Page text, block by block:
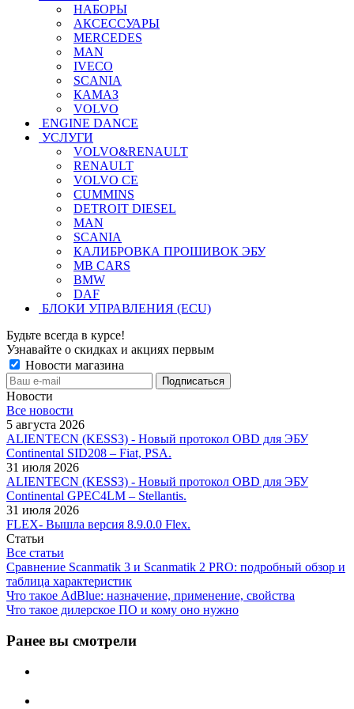
НАБОРЫ
АКСЕССУАРЫ
MERCEDES
MAN
IVECO
SCANIA
КАМАЗ
VOLVO
ENGINE DANCE
УСЛУГИ
VOLVO&RENAULT
RENAULT
VOLVO CE
CUMMINS
DETROIT DIESEL
MAN
SCANIA
КАЛИБРОВКА ПРОШИВОК ЭБУ
MB CARS
BMW
DAF
БЛОКИ УПРАВЛЕНИЯ (ECU)
Будьте всегда в курсе!
Узнавайте о скидках и акциях первым
Новости магазина
Новости
Все новости
5 августа 2026
ALIENTECN (KESS3) - Новый протокол OBD для ЭБУ
Continental SID208 – Fiat, PSA.
31 июля 2026
ALIENTECN (KESS3) - Новый протокол OBD для ЭБУ
Continental GPEC4LM – Stellantis.
31 июля 2026
FLEX- Вышла версия 8.9.0.0 Flex.
Статьи
Все статьи
Сравнение Scanmatik 3 и Scanmatik 2 PRO: подробный обзор и
таблица характеристик
Что такое AdBlue: назначение, применение, свойства
Что такое дилерское ПО и кому оно нужно
Ранее вы смотрели